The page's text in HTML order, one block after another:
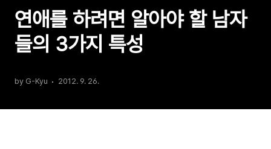
연애를 하려면 알아야 할 남자
들의 3가지 특성
by G-Kyu 2012. 9. 26.